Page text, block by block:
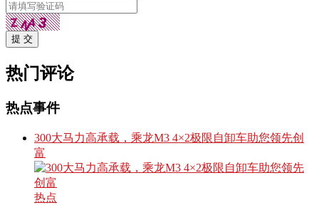
提 交
热门评论
热点事件
300大马力高承载，乘龙M3 4×2极限自卸车助您领先创
富
热点